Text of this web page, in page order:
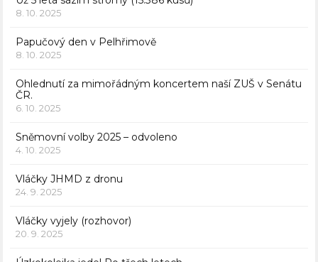
8. 10. 2025
Papučový den v Pelhřimově
8. 10. 2025
Ohlednutí za mimořádným koncertem naší ZUŠ v Senátu
ČR.
6. 10. 2025
Sněmovní volby 2025 – odvoleno
4. 10. 2025
Vláčky JHMD z dronu
24. 9. 2025
Vláčky vyjely (rozhovor)
20. 9. 2025